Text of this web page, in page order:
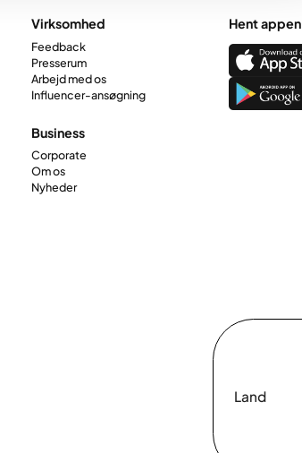
Virksomhed
Feedback
Presserum
Arbejd med os
Influencer-ansøgning
Business
Corporate
Om os
Nyheder
Hent appen
Land